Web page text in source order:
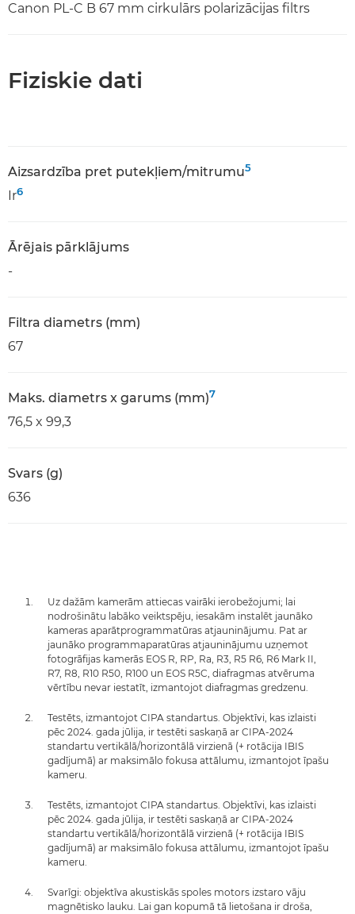
Canon PL-C B 67 mm cirkulārs polarizācijas filtrs
Fiziskie dati
Aizsardzība pret putekļiem/mitrumu5
Ir6
Ārējais pārklājums
-
Filtra diametrs (mm)
67
Maks. diametrs x garums (mm)7
76,5 x 99,3
Svars (g)
636
Uz dažām kamerām attiecas vairāki ierobežojumi; lai
nodrošinātu labāko veiktspēju, iesakām instalēt jaunāko
kameras aparātprogrammatūras atjauninājumu. Pat ar
jaunāko programmaparatūras atjauninājumu uzņemot
fotogrāfijas kamerās EOS R, RP, Ra, R3, R5 R6, R6 Mark II,
R7, R8, R10 R50, R100 un EOS R5C, diafragmas atvēruma
vērtību nevar iestatīt, izmantojot diafragmas gredzenu.
Testēts, izmantojot CIPA standartus. Objektīvi, kas izlaisti
pēc 2024. gada jūlija, ir testēti saskaņā ar CIPA-2024
standartu vertikālā/horizontālā virzienā (+ rotācija IBIS
gadījumā) ar maksimālo fokusa attālumu, izmantojot īpašu
kameru.
Testēts, izmantojot CIPA standartus. Objektīvi, kas izlaisti
pēc 2024. gada jūlija, ir testēti saskaņā ar CIPA-2024
standartu vertikālā/horizontālā virzienā (+ rotācija IBIS
gadījumā) ar maksimālo fokusa attālumu, izmantojot īpašu
kameru.
Svarīgi: objektīva akustiskās spoles motors izstaro vāju
magnētisko lauku. Lai gan kopumā tā lietošana ir droša,